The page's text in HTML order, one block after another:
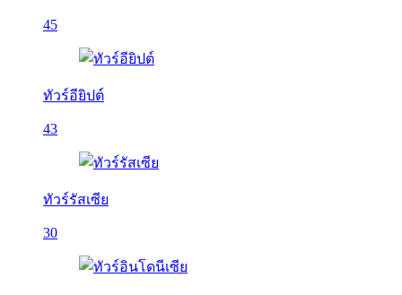
45
ทัวร์อียิปต์
43
ทัวร์รัสเซีย
30